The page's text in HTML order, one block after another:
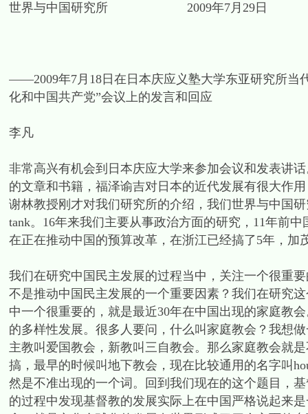
世界与中国研究所 2009年7月29日
——2009年7月18日在日本庆应义塾大学东亚研究所当
化和中国共产党”会议上的发言和回应
李凡
非常高兴有机会到日本庆应大学来参加会议和发表讲
的文章和书籍，福泽谕吉对日本的近代发展有很大作
谢林教授刚才对我们研究所的介绍，我们世界与中国
tank。16年来我们主要从事政治方面的研究，11年前
在正在推动中国的预算改革，在浙江已经搞了5年，
我们在研究中国民主发展的过程当中，关注一个很重
不是推动中国民主发展的一个重要因素？我们在研究
中一个很重要的，就是最近30年在中国出现的家庭教
的多样性发展。很多人要问，什么叫家庭教会？我想
主教叫爱国教会，新教叫三自教会。那么家庭教会就
搞，最早的时候叫地下教会，现在比较通用的名字叫
然是不准出现的一个词。回到我们现在的这个题目，
的过程中发现基督教的发展实际上在中国严格说起来